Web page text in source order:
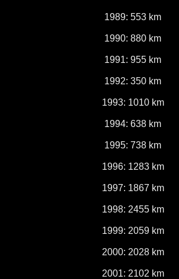
1989: 553 km
1990: 880 km
1991: 955 km
1992: 350 km
1993: 1010 km
1994: 638 km
1995: 738 km
1996: 1283 km
1997: 1867 km
1998: 2455 km
1999: 2059 km
2000: 2028 km
2001: 2102 km